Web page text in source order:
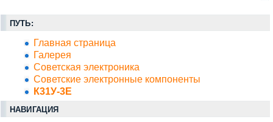
ПУТЬ:
Главная страница
Галерея
Советская электроника
Советские электронные компоненты
К31У-3Е
НАВИГАЦИЯ